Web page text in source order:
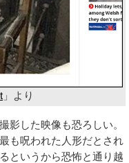
」より
した映像も恐ろしい。
も呪われた人形だとされ
というから恐怖と通り越